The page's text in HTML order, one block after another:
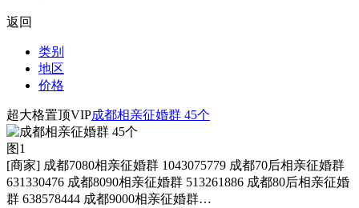
返回
类别
地区
价格
超大格置顶VIP成都相亲征婚群 45个
图1
[商家] 成都7080相亲征婚群 1043075779 成都70后相亲征婚群
631330476 成都8090相亲征婚群 513261886 成都80后相亲征婚
群 638578444 成都9000相亲征婚群…